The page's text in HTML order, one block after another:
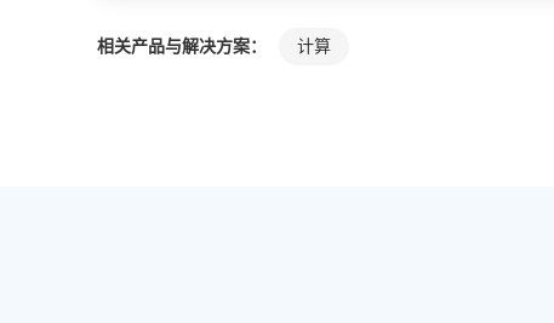
相关产品与解决方案： 计算